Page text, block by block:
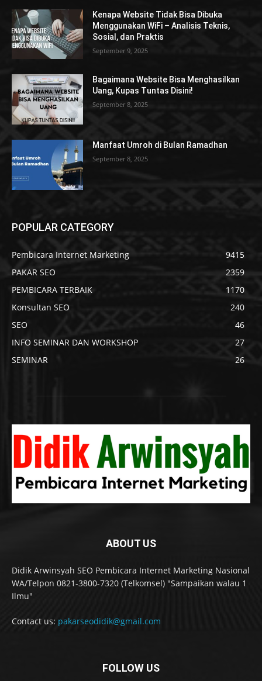
Kenapa Website Tidak Bisa Dibuka
Menggunakan WiFi – Analisis Teknis,
Sosial, dan Praktis
September 9, 2025
Bagaimana Website Bisa Menghasilkan
Uang, Kupas Tuntas Disini!
September 8, 2025
Manfaat Umroh di Bulan Ramadhan
September 8, 2025
POPULAR CATEGORY
Pembicara Internet Marketing
9415
PAKAR SEO
2359
PEMBICARA TERBAIK
1170
Konsultan SEO
240
SEO
46
INFO SEMINAR DAN WORKSHOP
27
SEMINAR
26
ABOUT US
Didik Arwinsyah SEO Pembicara Internet Marketing Nasional
WA/Telpon 0821-3800-7320 (Telkomsel) "Sampaikan walau 1
Ilmu"
Contact us: pakarseodidik@gmail.com
FOLLOW US